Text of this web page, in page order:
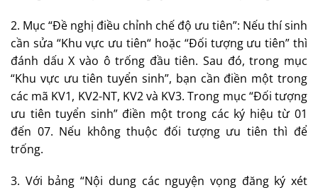
2. Mục “Đề nghị điều chỉnh chế độ ưu tiên”: Nếu thí sinh
cần sửa “Khu vực ưu tiên“ hoặc “Đối tượng ưu tiên” thì
đánh dấu X vào ô trống đầu tiên. Sau đó, trong mục
“Khu vực ưu tiên tuyển sinh”, bạn cần điền một trong
các mã KV1, KV2-NT, KV2 và KV3. Trong mục “Đối tượng
ưu tiên tuyển sinh” điền một trong các ký hiệu từ 01
đến 07. Nếu không thuộc đối tượng ưu tiên thì để
trống.
3. Với bảng “Nội dung các nguyện vọng đăng ký xét